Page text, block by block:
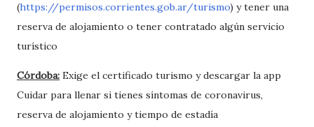
(https://permisos.corrientes.gob.ar/turismo) y tener una
reserva de alojamiento o tener contratado algún servicio
turístico
Córdoba: Exige el certificado turismo y descargar la app
Cuidar para llenar si tienes síntomas de coronavirus,
reserva de alojamiento y tiempo de estadía